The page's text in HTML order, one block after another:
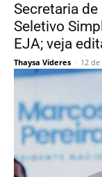
Secretaria
Seletivo
EJA; veja
Thaysa Videres - 12